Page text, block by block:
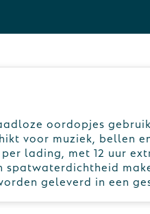
oordopjes
voor muziek, bellen
lading, met 12 uur
spatwaterdichtheid
geleverd in een